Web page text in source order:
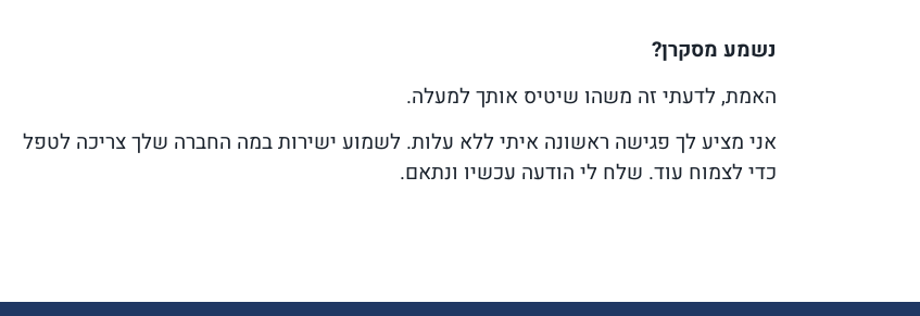
נשמע מסקרן?
האמת, לדעתי זה משהו שיטיס אותך למעלה.
אני מציע לך פגישה ראשונה איתי ללא עלות. לשמוע ישירות במה החברה שלך צריכה לטפל
כדי לצמוח עוד. שלח לי הודעה עכשיו ונתאם.